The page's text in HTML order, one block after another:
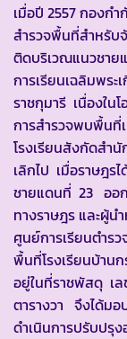
เมื่อปี 2557 กองก
สำรวจพื้นที่สำห
ติดบริเวณแนวชาย
การเรียนเฉลิมพร
ราชกุมารี เนื่องใ
การสำรวจพบพื้นที่
โรงเรียนสังกัดสำ
เลิกไป เมื่อราษฎร
ชายแดนที่ 23 ออก
ทางราษฎร และผู้น
ศูนย์การเรียนตำร
พื้นที่โรงเรียนบ้าน
อยู่ในที่ราชพัสดุ เ
ตารางวา จึงได้มอ
ดำเนินการปรับปรุง